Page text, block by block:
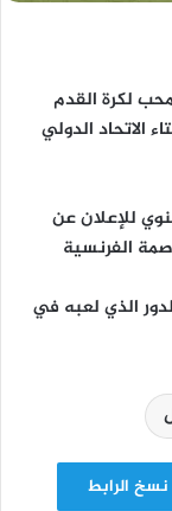
لكرة القدم
لعام 2022 في استفتاء الاتحاد الدولي
للإعلان عن
الفرنسية
الذي لعبه في
نسخ الرابط